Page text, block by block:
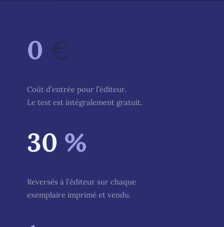
0
Coût d’entrée pour l’éditeur.
Le test est intégralement gratuit.
30 %
Reversés à l’éditeur sur chaque
exemplaire imprimé et vendu.